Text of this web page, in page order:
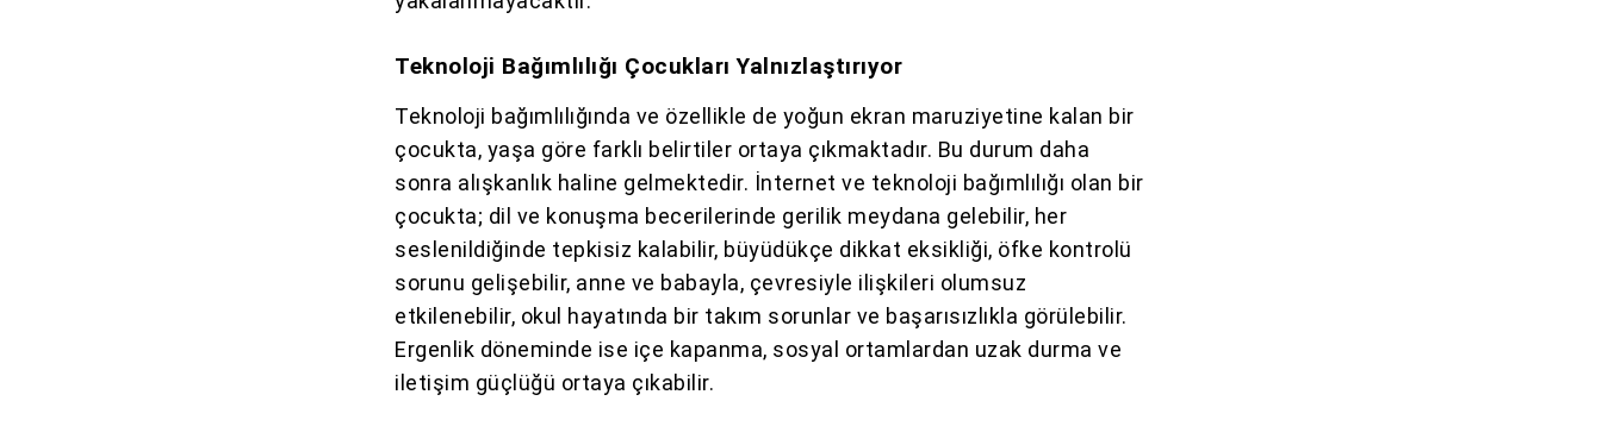
Teknoloji Bağımlılığı Çocukları Yalnızlaştırıyor
Teknoloji bağımlılığında ve özellikle de yoğun ekran maruziyetine kalan bir
çocukta, yaşa göre farklı belirtiler ortaya çıkmaktadır. Bu durum daha
sonra alışkanlık haline gelmektedir. İnternet ve teknoloji bağımlılığı olan bir
çocukta; dil ve konuşma becerilerinde gerilik meydana gelebilir, her
seslenildiğinde tepkisiz kalabilir, büyüdükçe dikkat eksikliği, öfke kontrolü
sorunu gelişebilir, anne ve babayla, çevresiyle ilişkileri olumsuz
etkilenebilir, okul hayatında bir takım sorunlar ve başarısızlıkla görülebilir.
Ergenlik döneminde ise içe kapanma, sosyal ortamlardan uzak durma ve
iletişim güçlüğü ortaya çıkabilir.